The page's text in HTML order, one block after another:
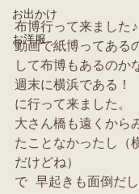
お出かけ
お洋服
布博行って来ました♪
動画で紙博ってある
して布博もあるのか
週末に横浜である！
に行って来ました。
大さん橋も遠くから
たことなかったし（
だけどね）
で 早起きも面倒だ